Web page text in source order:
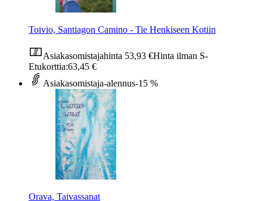
Toivio, Santiagon Camino - Tie Henkiseen Kotiin
Asiakasomistajahinta 53,93 €Hinta ilman S-
Etukorttia:63,45 €
Asiakasomistaja-alennus-15 %
Orava, Taivassanat